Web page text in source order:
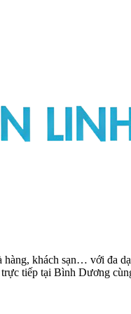
khách sạn… với đa
tiếp tại Bình Dương